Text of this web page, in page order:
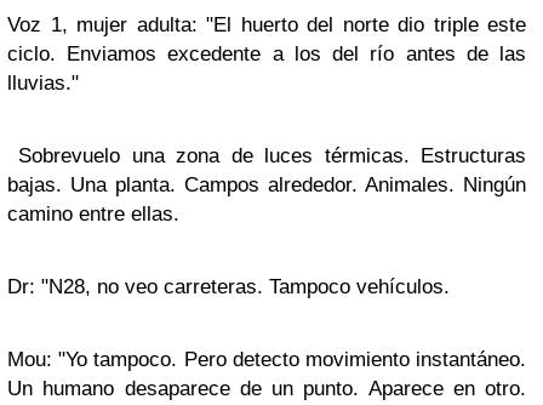
Voz 1, mujer adulta: "El huerto del norte dio triple este
ciclo. Enviamos excedente a los del río antes de las
lluvias."
Sobrevuelo una zona de luces térmicas. Estructuras
bajas. Una planta. Campos alrededor. Animales. Ningún
camino entre ellas.
Dr: "N28, no veo carreteras. Tampoco vehículos.
Mou: "Yo tampoco. Pero detecto movimiento instantáneo.
Un humano desaparece de un punto. Aparece en otro.